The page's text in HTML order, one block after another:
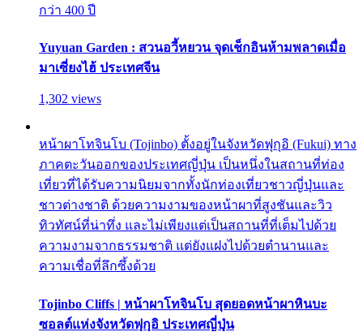
กว่า 400 ปี
Yuyuan Garden : สวนอวี้หยวน จุดเช็กอินห้ามพลาดเมื่อ
มาเซี่ยงไฮ้ ประเทศจีน
1,302 views
หน้าผาโทจินโบ (Tojinbo) ตั้งอยู่ในจังหวัดฟุกุอิ (Fukui) ทาง
ภาคตะวันออกของประเทศญี่ปุ่น เป็นหนึ่งในสถานที่ท่อง
เที่ยวที่ได้รับความนิยมจากทั้งนักท่องเที่ยวชาวญี่ปุ่นและ
ชาวต่างชาติ ด้วยความงามของหน้าผาที่สูงชันและวิว
ทิวทัศน์ที่น่าทึ่ง และไม่เพียงแต่เป็นสถานที่ที่เต็มไปด้วย
ความงามจากธรรมชาติ แต่ยังแฝงไปด้วยตำนานและ
ความเชื่อที่ลึกซึ้งด้วย
Tojinbo Cliffs | หน้าผาโทจินโบ สุดยอดหน้าผาหินบะ
ซอลต์แห่งจังหวัดฟุกุอิ ประเทศญี่ปุ่น